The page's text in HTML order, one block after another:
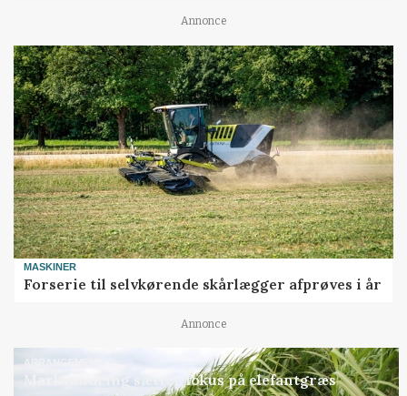
Annonce
MASKINER
Forserie til selvkørende skårlægger afprøves i år
Annonce
ARRANGEMENT
Markvandring sætter fokus på elefantgræs